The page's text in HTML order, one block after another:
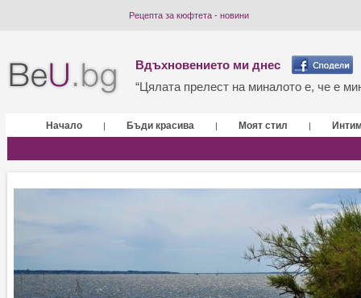
Рецепта за кюфтета - новини
Вдъхновението ми днес
“Цялата прелест на миналото е, че е
Начало | Бъди красива | Моят стил |